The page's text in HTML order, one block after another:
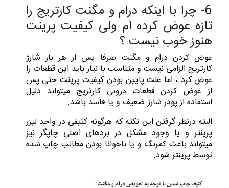
6- چرا با اینکه درام و مگنت کارتریج را
تازه عوض کرده ام ولی کیفیت پرینت
هنوز خوب نیست ؟
عوض کردن درام و مگنت صرفا پس از هر بار شارژ
کارتریج الزامی نیست و متناسب با نیاز باید این قطعات را
عوض کرد ، اما علت پایین بودن کیفیت پرینت حتی پس
از عوض کردن قطعات درونی کارتریج میتواند دلیل
استفاده از پودر شارژ ضعیف و یا فاسد باشد.
البته درنظر گرفتن این نکته که هرگونه کثیفی در واحد لیزر
پرینتر و یا وجود مشکل در بردهای اصلی چاپگر نیز
میتواند باعث کمرنگ و یا ناخوانا بودن مطالب چاپ شده
توسط پرینتر شود.